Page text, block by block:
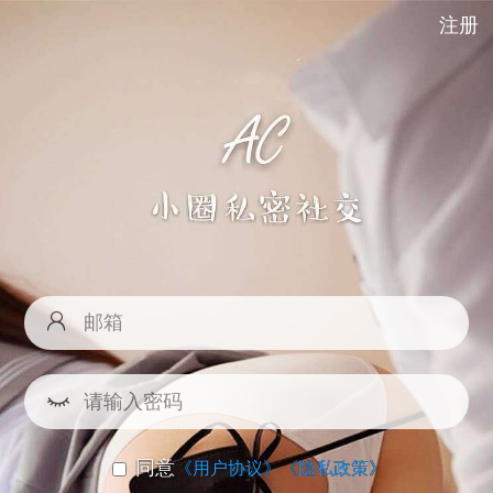
注册
同意《用户协议》《隐私政策》